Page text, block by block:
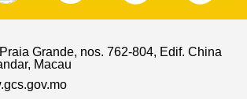
Grande, nos. 762-804, Edif. China
Macau